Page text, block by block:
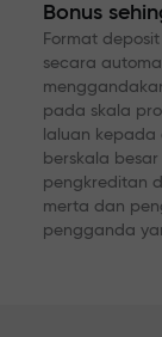
Bonus
Format
secara
pada skala
laluan
berskala
pengkreditan
merta dan
pengganda